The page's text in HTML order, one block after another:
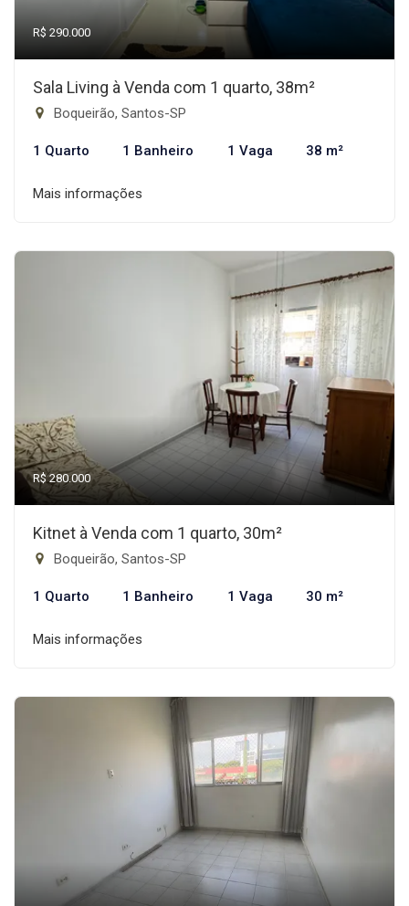
R$ 290.000
Sala Living à Venda com 1 quarto, 38m²
Boqueirão, Santos-SP
1 Quarto 1 Banheiro 1 Vaga 38 m²
Mais informações
R$ 280.000
Kitnet à Venda com 1 quarto, 30m²
Boqueirão, Santos-SP
1 Quarto 1 Banheiro 1 Vaga 30 m²
Mais informações